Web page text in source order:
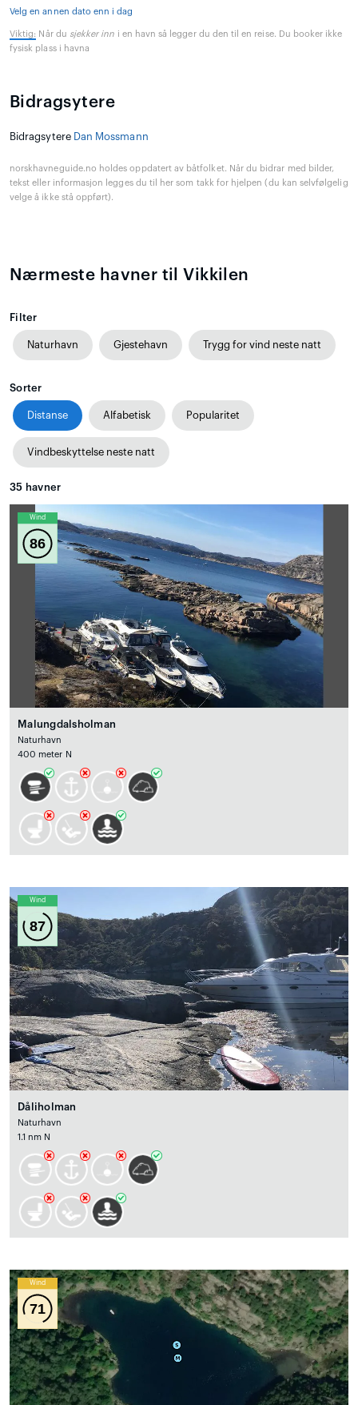
Velg en annen dato enn i dag
Viktig: Når du sjekker inn i en havn så legger du den til en reise. Du booker ikke
fysisk plass i havna
Bidragsytere
Bidragsytere Dan Mossmann
norskhavneguide.no holdes oppdatert av båtfolket. Når du bidrar med bilder,
tekst eller informasjon legges du til her som takk for hjelpen (du kan selvfølgelig
velge å ikke stå oppført).
Nærmeste havner til Vikkilen
Filter
Naturhavn Gjestehavn Trygg for vind neste natt
Sorter
Distanse Alfabetisk Popularitet
Vindbeskyttelse neste natt
35 havner
Wind
86
Malungdalsholman
Naturhavn
400 meter N
Wind
87
Dåliholman
Naturhavn
1.1 nm N
Wind
71